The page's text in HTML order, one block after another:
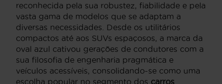
reconhecida pela sua robustez, fiabilidade e pela
vasta gama de modelos que se adaptam a
diversas necessidades. Desde os utilitários
compactos até aos SUVs espaçosos, a marca da
oval azul cativou gerações de condutores com a
sua filosofia de engenharia pragmática e
veículos acessíveis, consolidando-se como uma
escolha popular no segmento dos carros